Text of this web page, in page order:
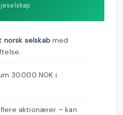
selskabmed
30.000 NOK i
aktionærer – kan